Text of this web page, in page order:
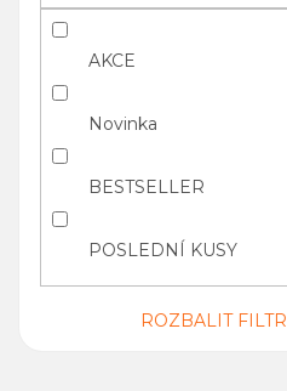
AKCE
Novinka
BESTSELLER
POSLEDNÍ KUSY
ROZBALIT FILTR